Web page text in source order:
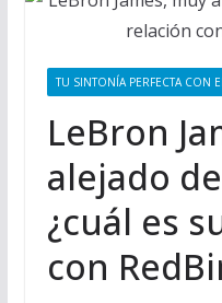
TU SINTONÍA PERFECTA CON
LeBron
alejado
¿cuál es
con